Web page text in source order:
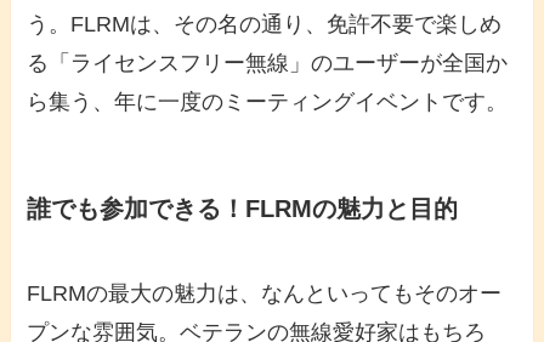
う。FLRMは、その名の通り、免許不要で楽しめ
る「ライセンスフリー無線」のユーザーが全国か
ら集う、年に一度のミーティングイベントです。
誰でも参加できる！FLRMの魅力と目的
FLRMの最大の魅力は、なんといってもそのオー
プンな雰囲気。ベテランの無線愛好家はもちろ